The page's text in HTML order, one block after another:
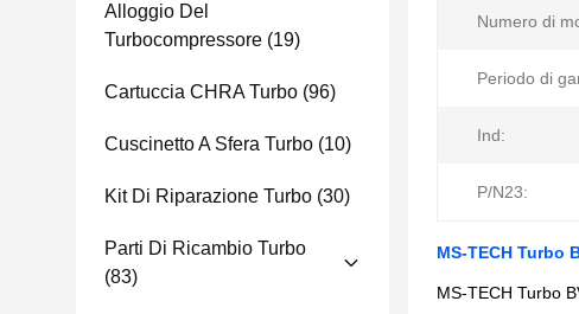
Alloggio Del
Turbocompressore (19)
Cartuccia CHRA Turbo (96)
Cuscinetto A Sfera Turbo (10)
Kit Di Riparazione Turbo (30)
Parti Di Ricambio Turbo
(83)
Numero di
Periodo di
Ind:
P/N23:
MS-TECH Turbo
MS-TECH Turbo